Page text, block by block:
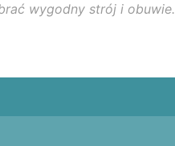
wygodny strój i obuwie.